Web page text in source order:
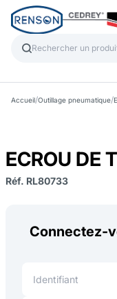
Accueil/Outillage pneumatique/
ECROU DE
Réf. RL80733
Connectez-